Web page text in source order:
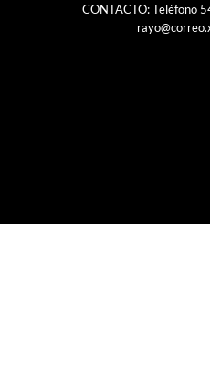
CONTACTO: Teléfono